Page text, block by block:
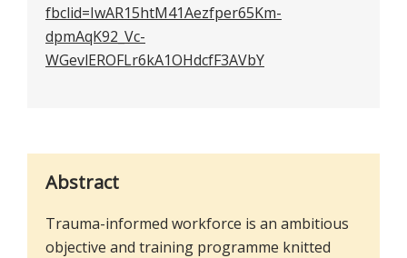
fbclid=IwAR15htM41Aezfper65Km-
dpmAqK92_Vc-
WGevlEROFLr6kA1OHdcfF3AVbY
Abstract
Trauma-informed workforce is an ambitious
objective and training programme knitted